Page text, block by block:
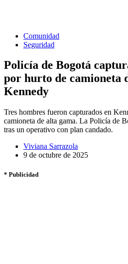
Comunidad
Seguridad
Policía de Bogotá
por hurto de camioneta
Kennedy
Tres hombres fueron capturados en
camioneta de alta gama. La Policía de
tras un operativo con plan candado.
Viviana Sarrazola
9 de octubre de 2025
* Publicidad